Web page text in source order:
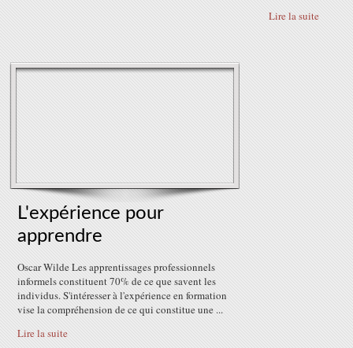
Lire la suite
L'expérience pour
apprendre
Oscar Wilde Les apprentissages professionnels
informels constituent 70% de ce que savent les
individus. S'intéresser à l'expérience en formation
vise la compréhension de ce qui constitue une ...
Lire la suite